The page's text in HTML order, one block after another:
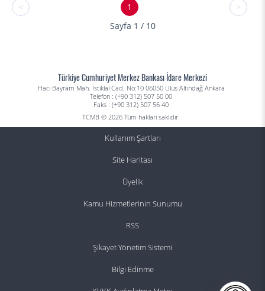
< 1
>
Sayfa 1 / 10
Türkiye Cumhuriyet Merkez Bankası İdare Merkezi
Hacı Bayram Mah. İstiklal Cad. No:10 06050 Ulus Altındağ Ankara
Telefon : (+90 312) 507 50 00
Faks : (+90 312) 507 56 40
TCMB © 2026 Tüm hakları saklıdır.
Kullanım Şartları
Site Haritası
Üyelik
Kamu Hizmetlerinin Sunumu
RSS
Şikayet Yönetim Sistemi
Bilgi Edinme